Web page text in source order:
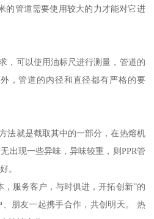
的管道需要使用较大的力才能对它进
，可以使用油标尺进行测量，管道的
，管道的内径和直径都有严格的要
法就是截取其中的一部分，在热熔机
出现一些异味，异味较重，则PPR管
。
服务客户，与时俱进，开拓创新”的
朋友一起携手合作，共创明天。 热